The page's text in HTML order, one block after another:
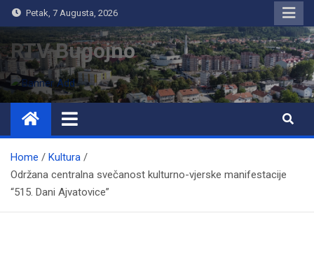
Petak, 7 Augusta, 2026
RTV Bugojno
Home
Kultura
Održana centralna svečanost kulturno-vjerske manifestacije
“515. Dani Ajvatovice”